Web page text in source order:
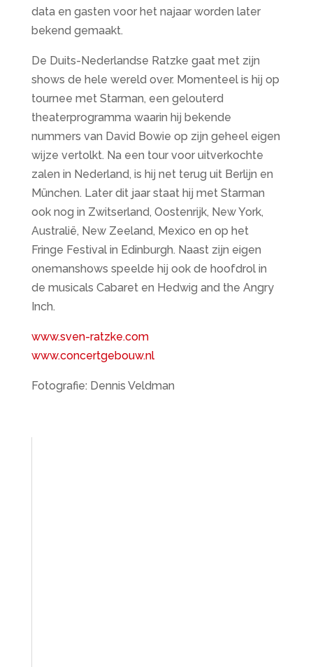
data en gasten voor het najaar worden later
bekend gemaakt.
De Duits-Nederlandse Ratzke gaat met zijn
shows de hele wereld over. Momenteel is hij op
tournee met Starman, een gelouterd
theaterprogramma waarin hij bekende
nummers van David Bowie op zijn geheel eigen
wijze vertolkt. Na een tour voor uitverkochte
zalen in Nederland, is hij net terug uit Berlijn en
München. Later dit jaar staat hij met Starman
ook nog in Zwitserland, Oostenrijk, New York,
Australië, New Zeeland, Mexico en op het
Fringe Festival in Edinburgh. Naast zijn eigen
onemanshows speelde hij ook de hoofdrol in
de musicals Cabaret en Hedwig and the Angry
Inch.
www.sven-ratzke.com
www.concertgebouw.nl
Fotografie: Dennis Veldman